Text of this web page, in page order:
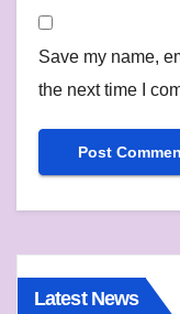
Save my name,
the next time I
Latest News